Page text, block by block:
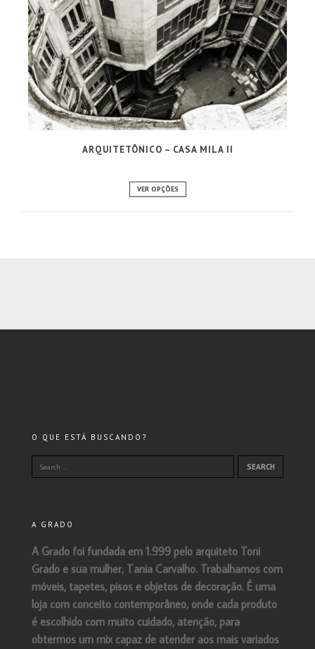
ARQUITETÔNICO – CASA MILA II
VER OPÇÕES
O QUE ESTÁ BUSCANDO?
A GRADO
A Grado foi fundada em 1.999 pelo arquiteto Toni
Grado e sua mulher, Tania Carvalho. Trabalhamos com
móveis, tapetes, pisos e objetos de decoração. É uma
loja com conceito contemporâneo, onde cada produto
é escolhido com muito cuidado, atenção, para
obtermos um mix capaz de atender aos mais variados